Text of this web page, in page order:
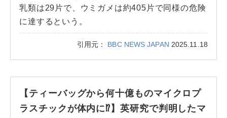
乳類は29片で、ウミガメは約405片で同様の危険
に達するという。
引用元： BBC NEWS JAPAN 2025.11.18
【ティーバッグから何十億ものマイクロプ
ラスチックが体内に⁉】英研究で判明したマ